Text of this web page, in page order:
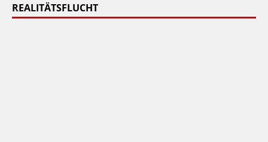
REALITÄTSFLUCHT